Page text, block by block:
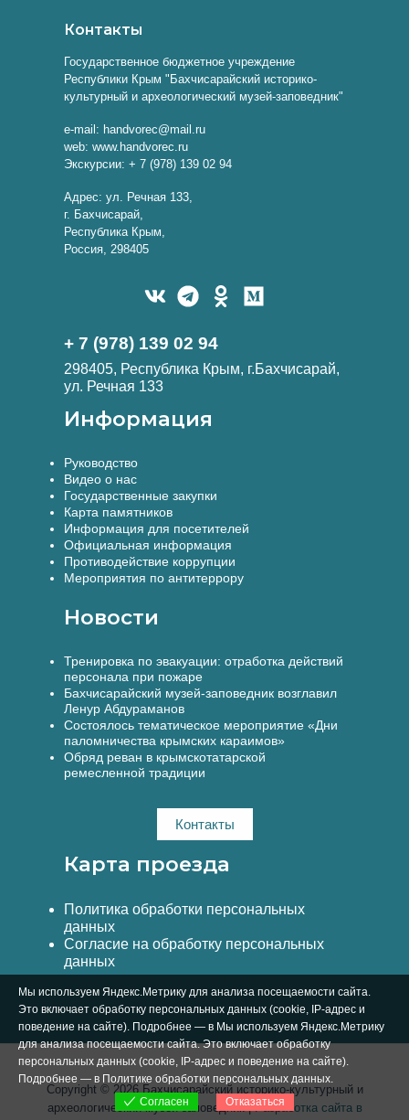
Контакты
Государственное бюджетное учреждение
Республики Крым "Бахчисарайский историко-
культурный и археологический музей-заповедник"
e-mail: handvorec@mail.ru
web: www.handvorec.ru
Экскурсии: + 7 (978) 139 02 94
Адрес: ул. Речная 133,
г. Бахчисарай,
Республика Крым,
Россия, 298405
+ 7 (978) 139 02 94
298405, Республика Крым, г.Бахчисарай,
ул. Речная 133
Информация
Руководство
Видео о нас
Государственные закупки
Карта памятников
Информация для посетителей
Официальная информация
Противодействие коррупции
Мероприятия по антитеррору
Новости
Тренировка по эвакуации: отработка действий
персонала при пожаре
Бахчисарайский музей-заповедник возглавил
Ленур Абдураманов
Состоялось тематическое мероприятие «Дни
паломничества крымских караимов»
Обряд реван в крымскотатарской
ремесленной традиции
Контакты
Карта проезда
Политика обработки персональных
данных
Согласие на обработку персональных
данных
Copyright © 2026 Бахчисарайский историко-культурный и
археологический музей-заповедник |Разработка сайта в
Мы используем Яндекс.Метрику для анализа посещаемости сайта.
Это включает обработку персональных данных (cookie, IP-адрес и
поведение на сайте). Подробнее — в Мы используем Яндекс.Метрику
для анализа посещаемости сайта. Это включает обработку
персональных данных (cookie, IP-адрес и поведение на сайте).
Подробнее — в Политике обработки персональных данных.
Согласен
Отказаться